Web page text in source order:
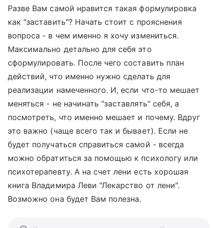
Разве Вам самой нравится такая формулировка
как "заставить"? Начать стоит с прояснения
вопроса - в чем именно я хочу измениться.
Максимально детально для себя это
сформулировать. После чего составить план
действий, что именно нужно сделать для
реализации намеченного. И, если что-то мешает
меняться - не начинать "заставлять" себя, а
посмотреть, что именно мешает и почему. Вдруг
это важно (чаще всего так и бывает). Если не
будет получаться справиться самой - всегда
можно обратиться за помощью к психологу или
психотерапевту. А на счет лени есть хорошая
книга Владимира Леви "Лекарство от лени".
Возможно она будет Вам полезна.